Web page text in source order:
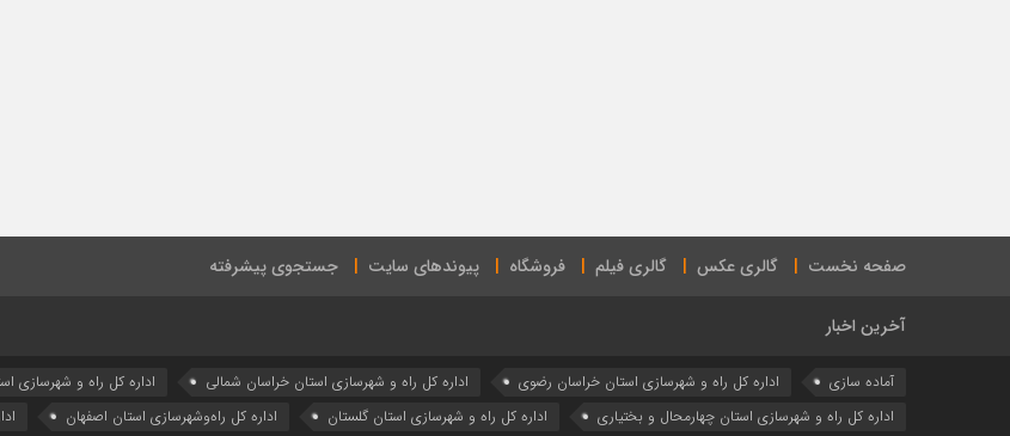
صفحه نخست گالری عکس گالری فیلم فروشگاه پیوندهای سایت جستجوی پیشرفته
آخرین اخبار
آماده سازی اداره كل راه و شهرسازي استان خراسان رضوي اداره كل راه و شهرسازي استان خراسان شمالي اداره كل راه و شهرسازي
اداره كل راه و شهرسازي استان چهارمحال و بختياري
اداره كل راه و شهرسازي استان گلستان اداره كل راه‌و‌شهرسازي استان اصفهان